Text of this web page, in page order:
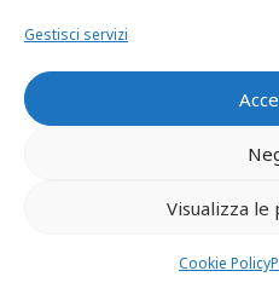
Gestisci servizi
Visualizza
Cookie Policy
dott.ssa
Relatore
dott.
nella